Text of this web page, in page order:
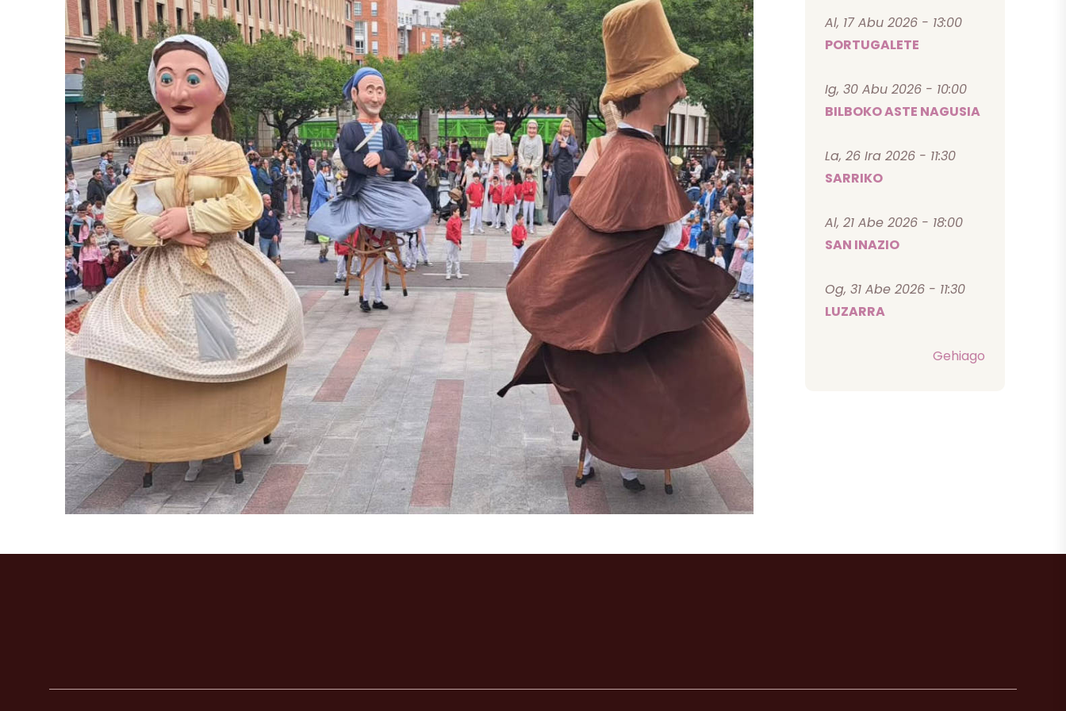
Al, 17 Abu 2026 - 13:00
PORTUGALETE
Ig, 30 Abu 2026 - 10:00
BILBOKO ASTE NAGUSIA
La, 26 Ira 2026 - 11:30
SARRIKO
Al, 21 Abe 2026 - 18:00
SAN INAZIO
Og, 31 Abe 2026 - 11:30
LUZARRA
Gehiago